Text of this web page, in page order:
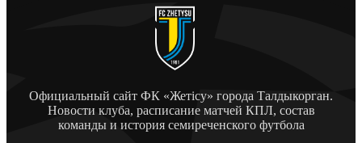
Официальный сайт ФК «Жетісу» города Талдыкорган.
Новости клуба, расписание матчей КПЛ, состав
команды и история семиреченского футбола